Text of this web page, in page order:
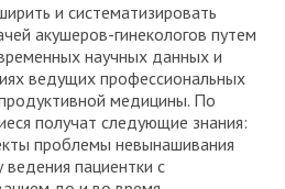
и систематизировать
акушеров-гинекологов путем
научных данных и
ведущих профессиональных
медицины. По
получат следующие знания:
проблемы невынашивания
ведения пациентки с